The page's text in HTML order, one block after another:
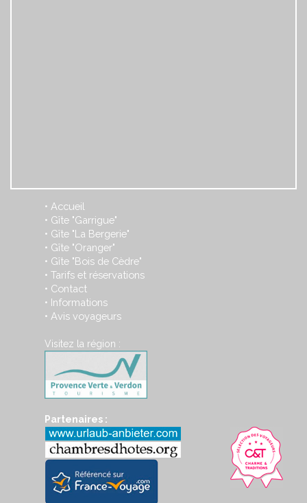
• Accueil
• Gîte "Garrigue"
• Gîte "La Bergerie"
• Gîte "Oranger"
• Gîte "Bois de Cèdre"
• Tarifs et réservations
• Contact
• Informations
• Avis voyageurs
Visitez la région :
Partenaires :